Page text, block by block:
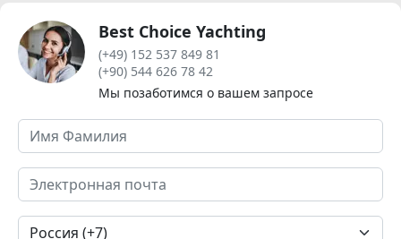
Best Choice Yachting
(+49) 152 537 849 81
(+90) 544 626 78 42
Мы позаботимся о вашем запросе